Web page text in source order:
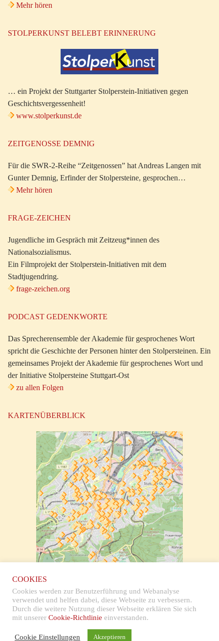
Mehr hören
STOLPERKUNST BELEBT ERINNERUNG
… ein Projekt der Stuttgarter Stolperstein-Initiativen gegen
Geschichtsvergessenheit!
www.stolperkunst.de
ZEITGENOSSE DEMNIG
Für die SWR-2-Reihe “Zeitgenossen” hat Andreas Langen mit
Gunter Demnig, Erfinder der Stolpersteine, gesprochen…
Mehr hören
FRAGE-ZEICHEN
Jugendliche im Gespräch mit Zeitzeug*innen des
Nationalsozialismus.
Ein Filmprojekt der Stolperstein-Initiativen mit dem
Stadtjugendring.
frage-zeichen.org
PODCAST GEDENKWORTE
Das Sprecherensemble der Akademie für gesprochenes Wort
spricht die Geschichte der Personen hinter den Stolpersteinen. Ein
gemeinsames Projekt der Akademie für gesprochenes Wort und
der Initiative Stolpersteine Stuttgart-Ost
zu allen Folgen
KARTENÜBERBLICK
Impressum & Datenschutz
COOKIES
Cookies werden zur Benutzerführung und Webanalyse
verwendet und helfen dabei, diese Webseite zu verbessern.
Durch die weitere Nutzung dieser Webseite erklären Sie sich
mit unserer Cookie-Richtlinie einverstanden.
Cookie Einstellungen Akzeptieren